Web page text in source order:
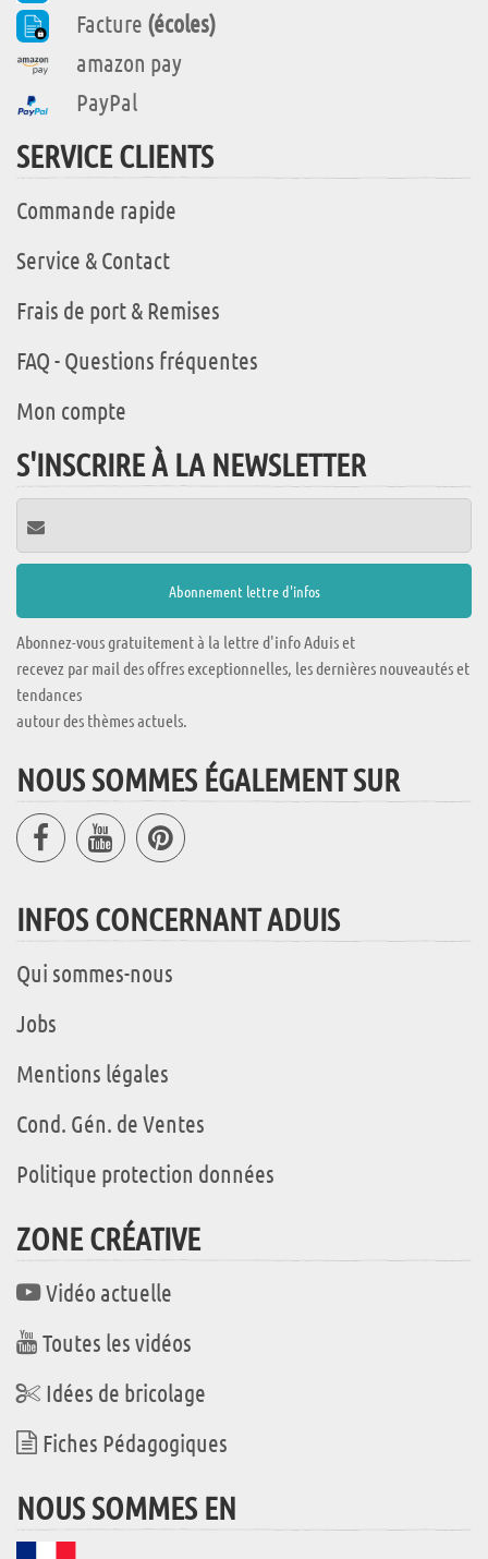
Facture (écoles)
amazon pay
PayPal
SERVICE CLIENTS
Commande rapide
Service & Contact
Frais de port & Remises
FAQ - Questions fréquentes
Mon compte
S'INSCRIRE À LA NEWSLETTER
Abonnez-vous gratuitement à la lettre d'info Aduis et
recevez par mail des offres exceptionnelles, les dernières nouveautés et
tendances
autour des thèmes actuels.
NOUS SOMMES ÉGALEMENT SUR
INFOS CONCERNANT ADUIS
Qui sommes-nous
Jobs
Mentions légales
Cond. Gén. de Ventes
Politique protection données
ZONE CRÉATIVE
Vidéo actuelle
Toutes les vidéos
Idées de bricolage
Fiches Pédagogiques
NOUS SOMMES EN